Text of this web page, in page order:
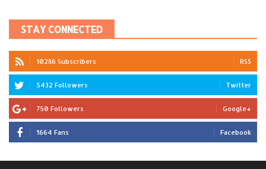
STAY CONNECTED
10286 Subscribers RSS
5432 Followers Twitter
750 Followers Google+
1664 Fans Facebook